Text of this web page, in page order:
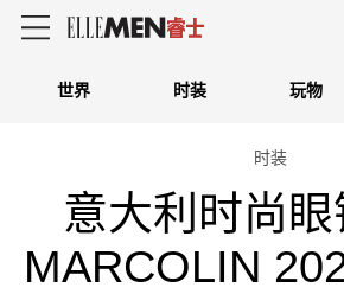
世界 时装 玩物
时装
意大利时尚眼
MARCOLIN